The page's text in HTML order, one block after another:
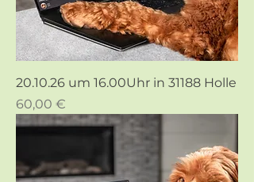
20.10.26 um 16.00Uhr in 31188 Holle
Preis
60,00 €